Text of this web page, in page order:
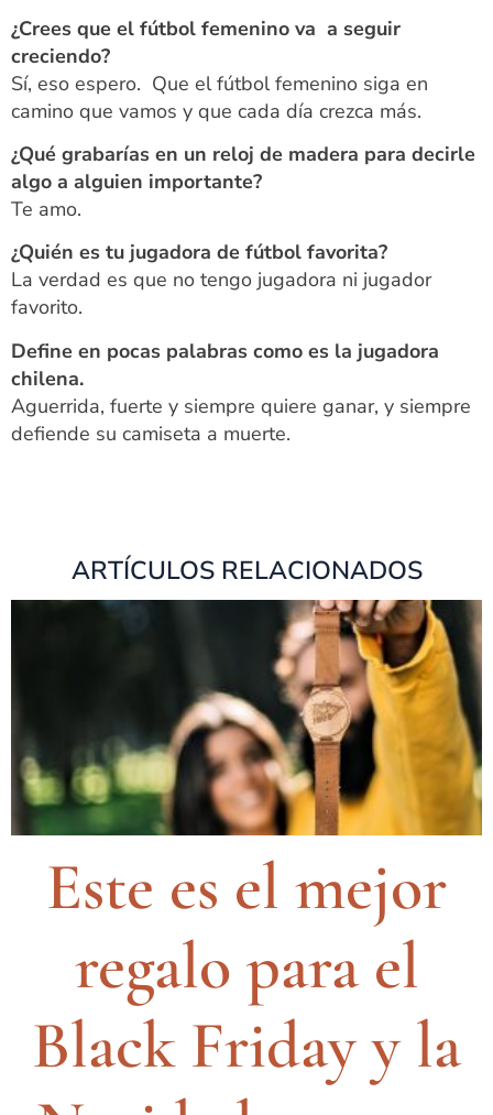
¿Crees que el fútbol femenino va a seguir
creciendo?
Sí, eso espero. Que el fútbol femenino siga en
camino que vamos y que cada día crezca más.
¿Qué grabarías en un reloj de madera para decirle
algo a alguien importante?
Te amo.
¿Quién es tu jugadora de fútbol favorita?
La verdad es que no tengo jugadora ni jugador
favorito.
Define en pocas palabras como es la jugadora
chilena.
Aguerrida, fuerte y siempre quiere ganar, y siempre
defiende su camiseta a muerte.
ARTÍCULOS RELACIONADOS
Este es el mejor
regalo para el
Black Friday y la